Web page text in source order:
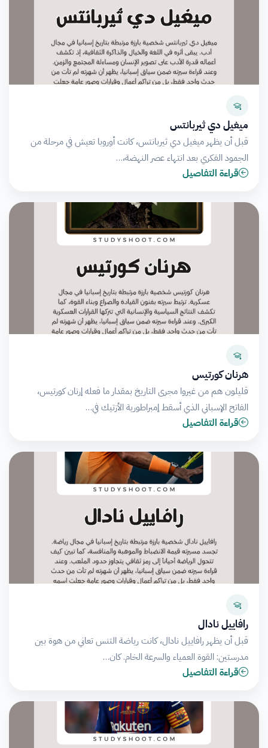
ميغيل دي ثيربانتس
قبل أن يظهر ميغيل دي ثيربانتس، كانت أوروبا تعيش في مرحلة من
الجمود الفكري بعد انتهاء عصر النهضة،…
قراءة التفاصيل
هرنان كورتيس
قليلون هم من غيروا مجرى التاريخ بمقدار ما فعله إرنان كورتيس،
الفاتح الإسباني الذي أسقط إمبراطورية الأزتيك في…
قراءة التفاصيل
رافاييل نادال
قبل أن يظهر رافاييل نادال، كانت رياضة التنس تعاني من هوة بين
مدرستين: القوة العمياء والسرعة الخام. كان…
قراءة التفاصيل